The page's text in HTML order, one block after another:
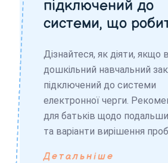
підключений до
системи, що
Дізнайтеся, як діяти, якщо
дошкільний навчальний
підключений до системи
електронної черги.
для батьків щодо
та варіанти вирішення
Детальніше